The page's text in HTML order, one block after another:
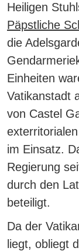
Heiligen
Päpstliche
die
Einheiten
Vatikanstadt
von Castel
im Einsatz.
Regierung
durch den
beteiligt.
Da der
liegt, obliegt